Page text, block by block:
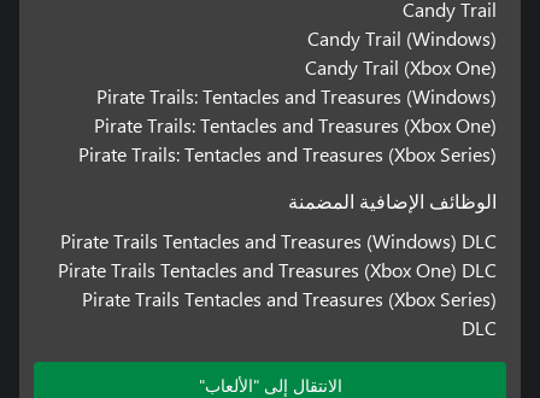
Candy Trail
Candy Trail (Windows)
Candy Trail (Xbox One)
Pirate Trails: Tentacles and Treasures (Windows)
Pirate Trails: Tentacles and Treasures (Xbox One)
Pirate Trails: Tentacles and Treasures (Xbox Series)
الوظائف الإضافية المضمنة
Pirate Trails Tentacles and Treasures (Windows) DLC
Pirate Trails Tentacles and Treasures (Xbox One) DLC
Pirate Trails Tentacles and Treasures (Xbox Series)
DLC
الانتقال إلى "الألعاب"